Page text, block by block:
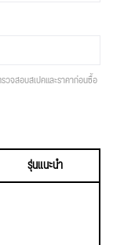
วจสอบสเปคและราคาก่อนซื้อ
รุ่นแนะนำ